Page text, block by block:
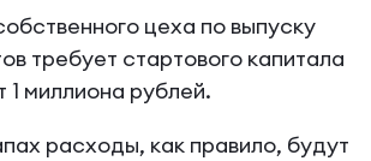
цеха по выпуску
требует стартового капитала
1 миллиона рублей.
расходы, как правило, будут